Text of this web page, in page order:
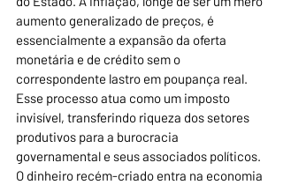
aumento generalizado de preços, é
essencialmente a expansão da oferta
monetária e de crédito sem o
correspondente lastro em poupança real.
Esse processo atua como um imposto
invisível, transferindo riqueza dos setores
produtivos para a burocracia
governamental e seus associados políticos.
O dinheiro recém-criado entra na economia